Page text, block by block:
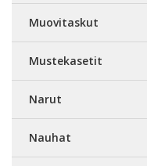
Muovitaskut
Mustekasetit
Narut
Nauhat